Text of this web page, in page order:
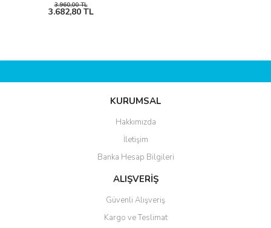
3.960,00 TL
3.682,80 TL
KURUMSAL
Hakkımızda
İletişim
Banka Hesap Bilgileri
ALIŞVERİŞ
Güvenli Alışveriş
Kargo ve Teslimat